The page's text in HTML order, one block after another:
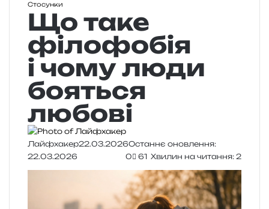
Стосунки
Що таке
філофобія
і чому люди
бояться
любові
Лайфхакер22.03.2026Останнє оновлення:
22.03.2026
0 61 Хвилин на читання: 2